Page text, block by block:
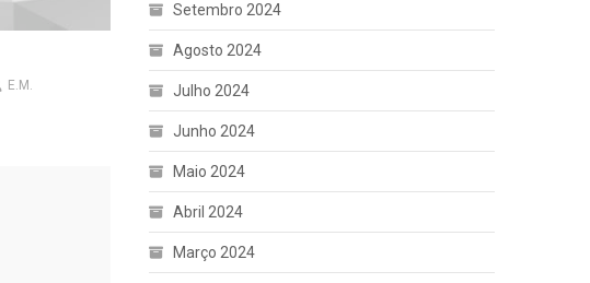
E.M.
Setembro 2024
Agosto 2024
Julho 2024
Junho 2024
Maio 2024
Abril 2024
Março 2024